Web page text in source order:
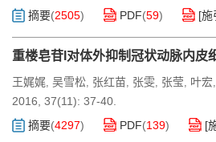
摘要(2505) PDF(59) [施
重楼皂苷I对体外抑制冠状动脉内皮
王娓娓, 吴雪松, 张红苗, 张雯, 张莹, 叶宏,
2016, 37(11): 37-40.
摘要(4297) PDF(139) [